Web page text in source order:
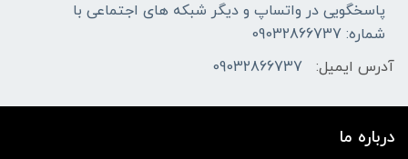
پاسخگویی در واتساپ و دیگر شبکه های اجتماعی با
شماره: 09032866737
آدرس ایمیل:
09032866737
درباره ما